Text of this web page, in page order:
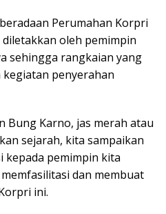
Perumahan Korpri
oleh pemimpin
sehingga rangkaian yang
penyerahan
Bung Karno, jas merah atau
sejarah, kita sampaikan
kepada pemimpin kita
dan membuat
ini.